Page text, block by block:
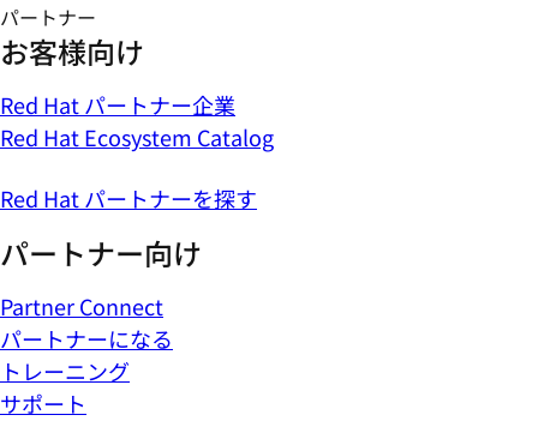
パートナー
お客様向け
Red Hat パートナー企業
Red Hat Ecosystem Catalog
Red Hat パートナーを探す
パートナー向け
Partner Connect
パートナーになる
トレーニング
サポート